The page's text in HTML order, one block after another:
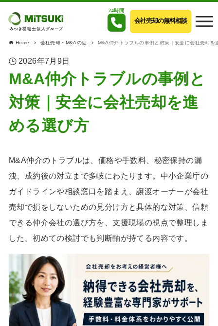
24時間
会社売却の無料相談
Home 会社売却・M&Aの話 M&A仲介トラブルの事例と対策｜安全に会社売却を
2026年7月9日
M&A仲介トラブルの事例と
対策｜安全に会社売却を進
める選び方
M&A仲介のトラブルは、価格や手数料、秘密保持の漏
洩、成約後の対立まで多岐にわたります。中小企業庁の
ガイドラインや相談窓口を踏まえ、譲渡オーナーが会社
売却で損をしないための見分け方と具体的な対策、信頼
できる仲介会社の選び方を、支援現場の視点で整理しま
した。初めての検討でも判断軸が持てる内容です。